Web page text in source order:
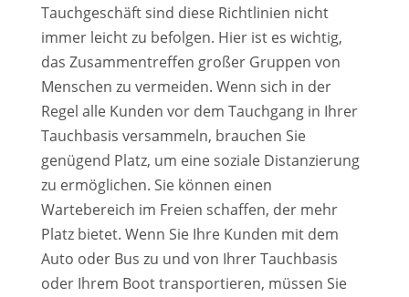
Tauchgeschäft sind diese Richtlinien nicht
immer leicht zu befolgen. Hier ist es wichtig,
das Zusammentreffen großer Gruppen von
Menschen zu vermeiden. Wenn sich in der
Regel alle Kunden vor dem Tauchgang in Ihrer
Tauchbasis versammeln, brauchen Sie
genügend Platz, um eine soziale Distanzierung
zu ermöglichen. Sie können einen
Wartebereich im Freien schaffen, der mehr
Platz bietet. Wenn Sie Ihre Kunden mit dem
Auto oder Bus zu und von Ihrer Tauchbasis
oder Ihrem Boot transportieren, müssen Sie